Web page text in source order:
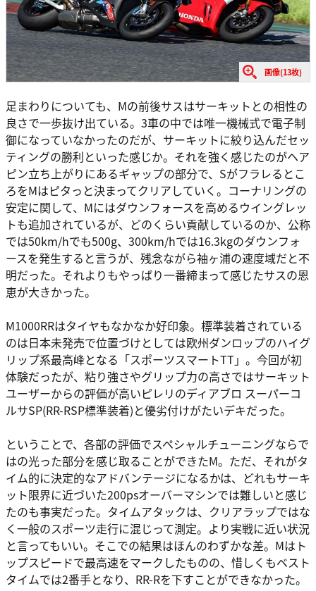
画像(13枚)
足まわりについても、Mの前後サスはサーキットとの相性の
良さで一歩抜け出ている。3車の中では唯一機械式で電子制
御になっていなかったのだが、サーキットに絞り込んだセッ
ティングの勝利といった感じか。それを強く感じたのがヘア
ピン立ち上がりにあるギャップの部分で、Sがフラレるとこ
ろをMはピタっと決まってクリアしていく。コーナリングの
安定に関して、Mにはダウンフォースを高めるウイングレッ
トも追加されているが、どのくらい貢献しているのか、公称
では50km/hでも500g、300km/hでは16.3kgのダウンフォ
ースを発生すると言うが、残念ながら袖ヶ浦の速度域だと不
明だった。それよりもやっぱり一番締まって感じたサスの恩
恵が大きかった。
M1000RRはタイヤもなかなか好印象。標準装着されている
のは日本未発売で位置づけとしては欧州ダンロップのハイグ
リップ系最高峰となる「スポーツスマートTT」。今回が初
体験だったが、粘り強さやグリップ力の高さではサーキット
ユーザーからの評価が高いピレリのディアブロ スーパーコ
ルサSP(RR-RSP標準装着)と優劣付けがたいデキだった。
ということで、各部の評価でスペシャルチューニングならで
はの光った部分を感じ取ることができたM。ただ、それがタ
イム的に決定的なアドバンテージになるかは、どれもサーキ
ット限界に近づいた200psオーバーマシンでは難しいと感じ
たのも事実だった。タイムアタックは、クリアラップではな
く一般のスポーツ走行に混じって測定。より実戦に近い状況
と言ってもいい。そこでの結果はほんのわずかな差。Mはト
ップスピードで最高速をマークしたものの、惜しくもベスト
タイムでは2番手となり、RR-Rを下すことができなかった。